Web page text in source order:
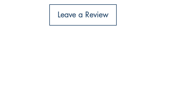
Leave a Review